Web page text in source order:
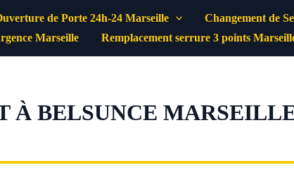
de Porte 24h-24 Marseille
Changement de
Marseille
Remplacement serrure 3 points
À BELSUNCE